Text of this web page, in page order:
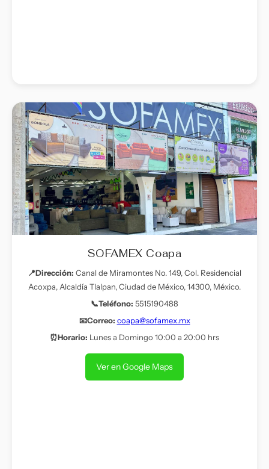
SOFAMEX Coapa
📍Dirección: Canal de Miramontes No. 149, Col. Residencial
Acoxpa, Alcaldía Tlalpan, Ciudad de México, 14300, México.
📞Teléfono: 5515190488
📧Correo: coapa@sofamex.mx
⏰Horario: Lunes a Domingo 10:00 a 20:00 hrs
Ver en Google Maps